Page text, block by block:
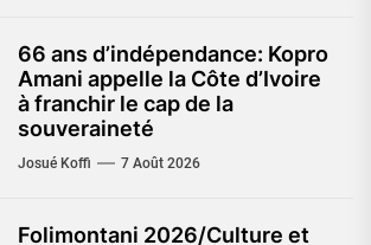
66 ans d’indépendance: Kopro
Amani appelle la Côte d’Ivoire
à franchir le cap de la
souveraineté
Josué Koffi 7 Août 2026
Folimontani 2026/Culture et